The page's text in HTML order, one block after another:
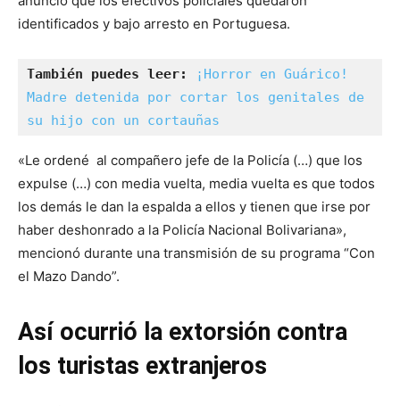
identificados y bajo arresto en Portuguesa.
También puedes leer:
¡Horror en Guárico!
Madre detenida por cortar los genitales de
su hijo con un cortauñas
«Le ordené al compañero jefe de la Policía (…) que los
expulse (…) con media vuelta, media vuelta es que todos
los demás le dan la espalda a ellos y tienen que irse por
haber deshonrado a la Policía Nacional Bolivariana»,
mencionó durante una transmisión de su programa “Con
el Mazo Dando”.
Así ocurrió la extorsión contra
los turistas extranjeros